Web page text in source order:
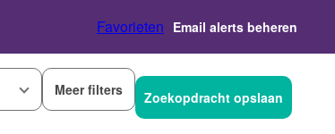
Favorieten Email alerts beheren
Meer filters Zoekopdracht opslaan